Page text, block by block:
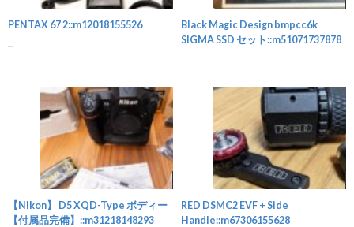
PENTAX 67 2::m12018155526
Black Magic Design bmpcc6k
SIGMA SSD セット::m51071737878
【Nikon】 D5 XQD-Type ボディー
【付属品完備】::m31218148293
RED DSMC2 EVF + Side
Handle::m67306155628